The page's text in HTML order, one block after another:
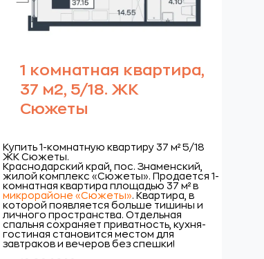
1 комнатная квартира,
37 м2, 5/18. ЖК
Сюжеты
Купить 1-комнатную квартиру 37 м² 5/18
ЖК Сюжеты.
Краснодарский край, пос. Знаменский,
жилой комплекс «Сюжеты». Продается 1-
комнатная квартира площадью 37 м² в
микрорайоне «Сюжеты». Квартира, в
которой появляется больше тишины и
личного пространства. Отдельная
спальня сохраняет приватность, кухня-
гостиная становится местом для
завтраков и вечеров без спешки!